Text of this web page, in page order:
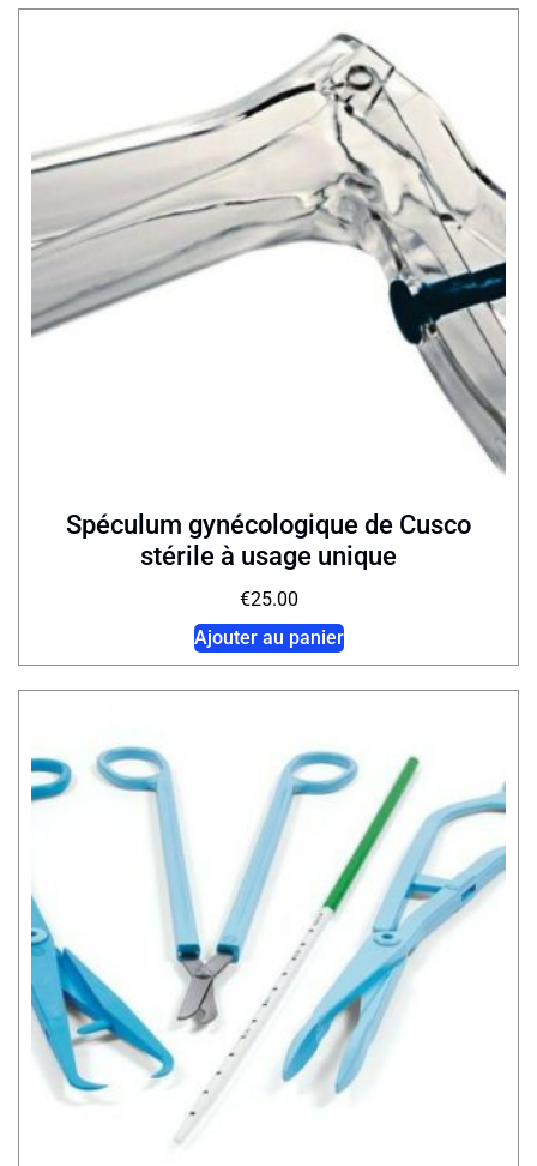
Spéculum gynécologique de Cusco
stérile à usage unique
€25.00
Ajouter au panier